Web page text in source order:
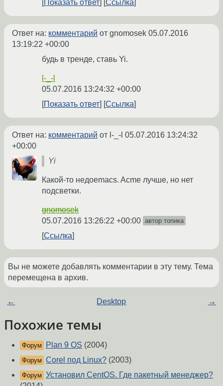
Показать ответ Ссылка
Ответ на: комментарий от gnomosek 05.07.2016
13:19:22 +00:00
будь в тренде, ставь Yi.
l-_-l
05.07.2016 13:24:32 +00:00
Показать ответ
Ссылка
Ответ на: комментарий от l-_-l 05.07.2016 13:24:32
+00:00
Yi
Какой-то недоemacs. Acme лучше, но нет
подсветки.
gnomosek
05.07.2016 13:26:22 +00:00 автор топика
Ссылка
Вы не можете добавлять комментарии в эту тему. Тема
перемещена в архив.
← Desktop →
Похожие темы
Форум Plan 9 OS (2004)
Форум Corel под Linux? (2003)
Форум Установил CentOS. Где пакетный менеджер?